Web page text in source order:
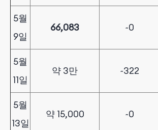
5월
9일
66,083 ~0
5월
11일
약 3만 ~322
5월
13일
약 15,000 ~0